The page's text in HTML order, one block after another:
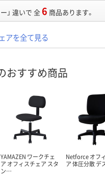
ー」 違いで 全6 商品あります。
アを全て見る
おすすめ商品
YAMAZEN ワークチェ
ア オフィスチェア スタ
ン…
Netforce オフ
ア 体圧分散 デ